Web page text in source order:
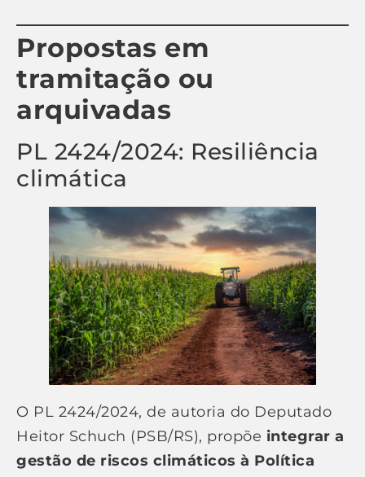
Propostas em
tramitação ou
arquivadas
PL 2424/2024: Resiliência
climática
O PL 2424/2024, de autoria do Deputado
Heitor Schuch (PSB/RS), propõe integrar a
gestão de riscos climáticos à Política